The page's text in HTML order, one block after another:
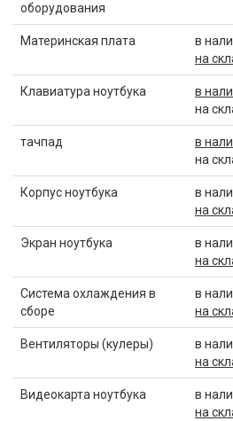
оборудования
Материнская плата
в
на
Клавиатура ноутбука в
на
тачпад в
на
Корпус ноутбука
в
на
Экран ноутбука
в
на
Система охлаждения в
сборе
в
на
Вентиляторы (кулеры)
в
на
Видеокарта ноутбука
в
на